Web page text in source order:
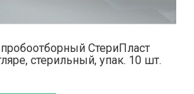
СтериПласт
стерильный, упак. 10 шт.